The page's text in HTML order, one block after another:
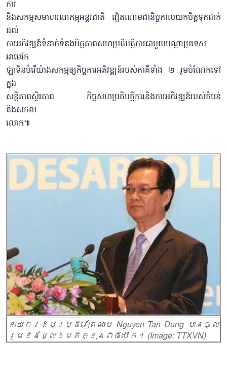
ការ
និងសកម្មសមាហរណកម្មអន្តរជាតិ វៀតណាមជានិច្ចកាលយកចិត្តទុកដាក់
ដល់
ការអភិវឌ្ឍន៍ទំនាក់ទំនងមិត្តភាពសហប្រតិបត្តិការជាមួយបណ្ដាប្រទេស
អាមេរិក
ឡាទិនបំរើយ៉ាងសកម្មឲ្យកិច្ចការអភិវឌ្ឍន៍របស់ភាគីទាំង ២ ​រួមចំណែកទៅ
ក្នុង
សន្តិភាពស្ថិរភាព កិច្ចសហប្រតិបត្តិការនិងការអភិវឌ្ឍន៍របស់តំបន់
និងសកល
លោក៕
នាយករដ្ឋម្ត្រីវៀតណាម Nguyen Tan Dung បានចូល
រួមនិងថ្លែងមតិក្នុងពិធីបើក។ (Image: TTXVN)